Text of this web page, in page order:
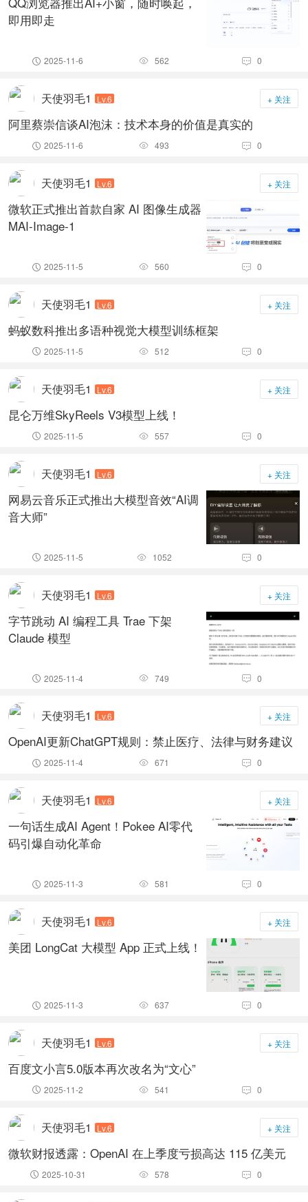
即用即走
 2025-11-6  562  0
天使羽毛1 Lv.6 + 关注
阿里蔡崇信谈AI泡沫：技术本身的价值是真实的
 2025-11-6  493  0
天使羽毛1 Lv.6 + 关注
微软正式推出首款自家 AI 图像生成器
MAI-Image-1
 2025-11-5  560  0
天使羽毛1 Lv.6 + 关注
蚂蚁数科推出多语种视觉大模型训练框架
 2025-11-5  512  0
天使羽毛1 Lv.6 + 关注
昆仑万维SkyReels V3模型上线！
 2025-11-5  557  0
天使羽毛1 Lv.6 + 关注
网易云音乐正式推出大模型音效“AI调
音大师”
 2025-11-5  1052  0
天使羽毛1 Lv.6 + 关注
字节跳动 AI 编程工具 Trae 下架
Claude 模型
 2025-11-4  749  0
天使羽毛1 Lv.6 + 关注
OpenAI更新ChatGPT规则：禁止医疗、法律与财务建议
 2025-11-4  671  0
天使羽毛1 Lv.6 + 关注
一句话生成AI Agent！Pokee AI零代
码引爆自动化革命
 2025-11-3  581  0
天使羽毛1 Lv.6 + 关注
美团 LongCat 大模型 App 正式上线！
 2025-11-3  637  0
天使羽毛1 Lv.6 + 关注
百度文小言5.0版本再次改名为“文心”
 2025-11-2  541  0
天使羽毛1 Lv.6 + 关注
微软财报透露：OpenAI 在上季度亏损高达 115 亿美元
 2025-10-31  578  0